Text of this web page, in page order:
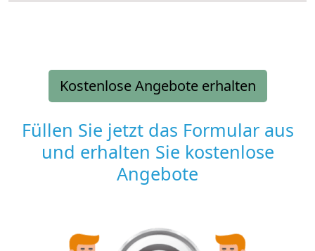
Kostenlose Angebote erhalten
Füllen Sie jetzt das Formular aus
und erhalten Sie kostenlose
Angebote